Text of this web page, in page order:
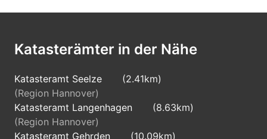
Katasterämter in der Nähe
Katasteramt Seelze
(2.41km)
(Region Hannover)
Katasteramt Langenhagen
(8.63km)
(Region Hannover)
Katasteramt Gehrden
(10.09km)